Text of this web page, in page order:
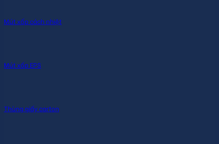
Mút xốp cách nhiệt
Mút xốp EPS
Thùng giấy carton